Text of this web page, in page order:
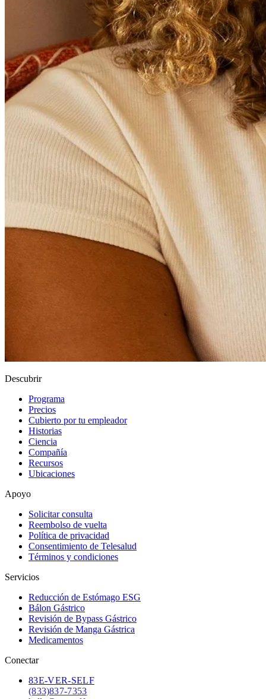
Descubrir
Programa
Precios
Cubierto por tu empleador
Historias
Ciencia
Compañía
Recursos
Ubicaciones
Apoyo
Solicitar consulta
Reembolso de vuelta
Política de privacidad
Consentimiento de Telesalud
Términos y condiciones
Servicios
Reducción de Estómago ESG
Bálon Gástrico
Revisión de Bypass Gástrico
Revisión de Manga Gástrica
Medicamentos
Conectar
83E-VER-SELF
(833) 837-7353